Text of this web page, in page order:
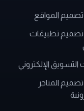
المواقع
تطبيقات
التسويق الإلكتروني
المتاجر